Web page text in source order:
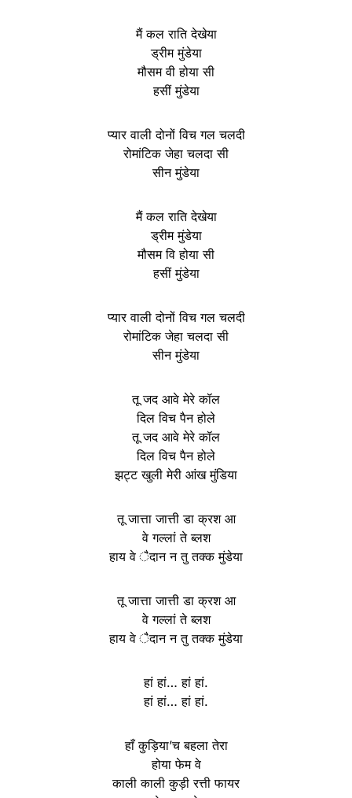
मैं कल राति देखेया
ड्रीम मुंडेया
मौसम वी होया सी
हसीं मुंडेया
प्यार वाली दोनों विच गल चलदी
रोमांटिक जेहा चलदा सी
सीन मुंडेया
मैं कल राति देखेया
ड्रीम मुंडेया
मौसम वि होया सी
हसीं मुंडेया
प्यार वाली दोनों विच गल चलदी
रोमांटिक जेहा चलदा सी
सीन मुंडेया
तू जद आवे मेरे कॉल
दिल विच पैन होले
तू जद आवे मेरे कॉल
दिल विच पैन होले
झट्ट खुली मेरी आंख मुंडिया
तू जात्ता जात्ती डा क्रश आ
वे गल्लां ते ब्लश
हाय वे ैदान न तु तक्क मुंडेया
तू जात्ता जात्ती डा क्रश आ
वे गल्लां ते ब्लश
हाय वे ैदान न तु तक्क मुंडेया
हां हां… हां हां.
हां हां… हां हां.
हाँ कुड़िया’च बहला तेरा
होया फेम वे
काली काली कुड़ी रत्ती फायर